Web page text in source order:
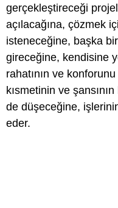
gerçekleştireceği
açılacağına, çözmek
isteneceğine, başka
gireceğine, kendisine
rahatının ve
kısmetinin ve
de düşeceğine,
eder.